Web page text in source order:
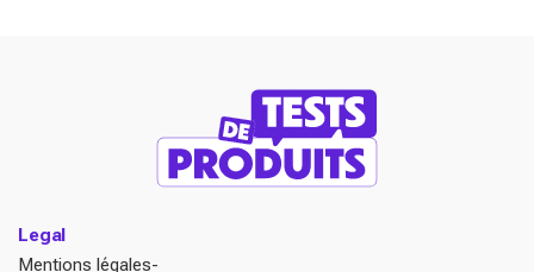
Legal
Mentions légales